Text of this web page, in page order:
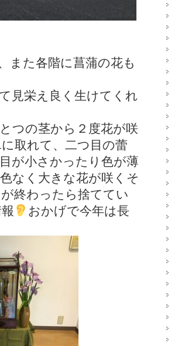
また各階に菖蒲の花も
見栄え良く生けてくれ
つの茎から２度花が咲
取れて、二つ目の蕾
が小さかったり色が薄
なく大きな花が咲くそ
終わったら捨ててい
おかげで今年は長